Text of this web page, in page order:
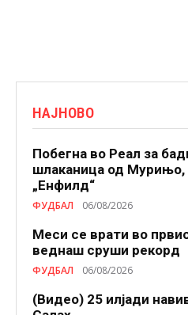
НАЈНОВО
Побегна во Реал за
шлаканица од Мурињо,
„Енфилд“
ФУДБАЛ 06/08/2026
Меси се врати во
веднаш сруши рекорд
ФУДБАЛ 06/08/2026
(Видео) 25 илјади